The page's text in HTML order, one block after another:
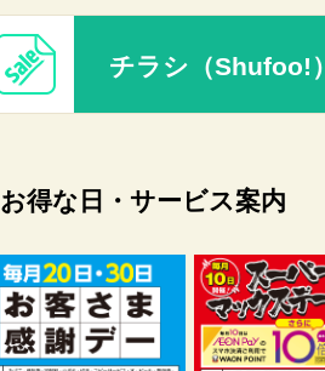
チラシ（Shufoo!）
お得な日・サービス案内